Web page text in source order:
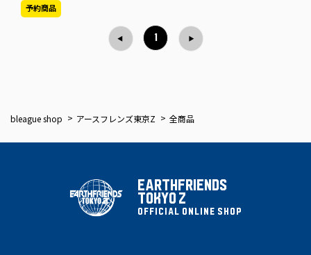
1
bleague shop アースフレンズ東京Z 全商品
EARTHFRIENDS
TOKYO Z
OFFICIAL ONLINE SHOP